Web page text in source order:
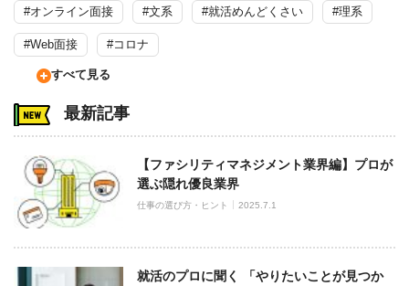
#オンライン面接 #文系 #就活めんどくさい #理系
#Web面接 #コロナ
すべて見る
最新記事
【ファシリティマネジメント業界編】プロが
選ぶ隠れ優良業界
仕事の選び方・ヒント 2025.7.1
就活のプロに聞く 「やりたいことが見つか